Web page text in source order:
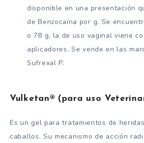
disponible en una presentación
de Benzocaína por g. Se
o 78 g, la de uso vaginal viene
aplicadores. Se vende en las
Sufrexal P.
Vulketan® (para uso
Es un gel para tratamientos de
caballos. Su mecanismo de acción